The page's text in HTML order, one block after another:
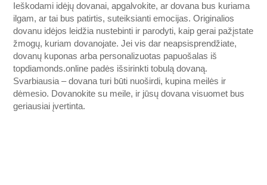
Ieškodami idėjų dovanai, apgalvokite, ar dovana bus kuriama
ilgam, ar tai bus patirtis, suteiksianti emocijas. Originalios
dovanu idėjos leidžia nustebinti ir parodyti, kaip gerai pažįstate
žmogų, kuriam dovanojate. Jei vis dar neapsisprendžiate,
dovanų kuponas arba personalizuotas papuošalas iš
topdiamonds.online padės išsirinkti tobulą dovaną.
Svarbiausia – dovana turi būti nuoširdi, kupina meilės ir
dėmesio. Dovanokite su meile, ir jūsų dovana visuomet bus
geriausiai įvertinta.